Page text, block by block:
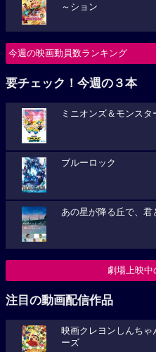
～ション
今週の映画動員数ランキング
要チェック！今週の３本
ミニオンズ＆モンスタ
ブルーロック
あの星が降る丘で、君
劇場上映中
注目の動画配信作品
映画クレヨンしんちゃ
ーズ